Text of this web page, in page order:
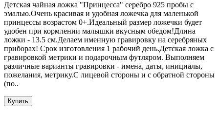
Детская чайная ложка "Принцесса" серебро 925 пробы с
эмалью.Очень красивая и удобная ложечка для маленькой
принцессы возрастом 0+.Идеальный размер ложечки будет
удобен при кормлении малышки вкусным обедом!Длина
ложки - 13.5 см.Делаем именную гравировку на серебряных
приборах! Срок изготовления 1 рабочий день.Детская ложка с
гравировкой метрики и подарочным футляром. Выполняем
различные варианты гравировки - имена, даты, инициалы,
пожелания, метрику.С лицевой стороны и с обратной стороны
(по..
Купить